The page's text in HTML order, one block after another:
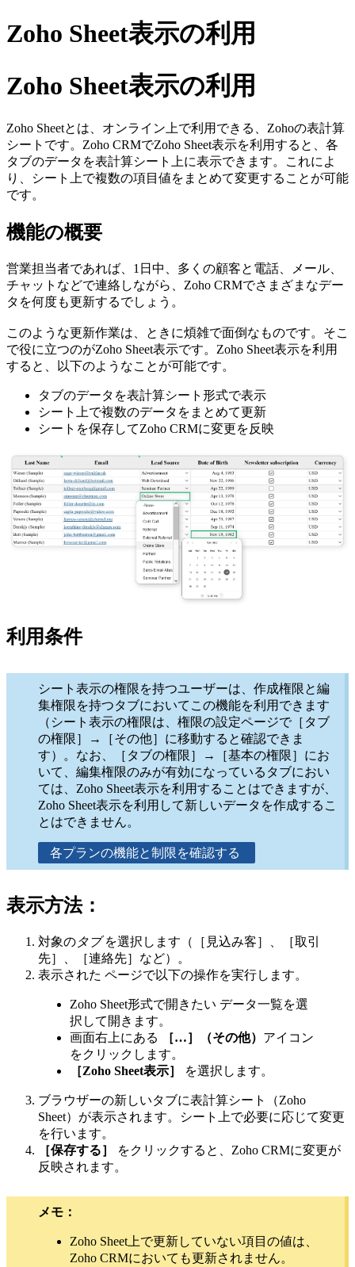
Zoho Sheet表示の利用
Zoho Sheet表示の利用
Zoho Sheetとは、オンライン上で利用できる、Zohoの表計算
シートです。Zoho CRMでZoho Sheet表示を利用すると、各
タブのデータを表計算シート上に表示できます。これによ
り、シート上で複数の項目値をまとめて変更することが可能
です。
機能の概要
営業担当者であれば、1日中、多くの顧客と電話、メール、
チャットなどで連絡しながら、Zoho CRMでさまざまなデー
タを何度も更新するでしょう。
このような更新作業は、ときに煩雑で面倒なものです。そこ
で役に立つのがZoho Sheet表示です。Zoho Sheet表示を利用
すると、以下のようなことが可能です。
タブのデータを表計算シート形式で表示
シート上で複数のデータをまとめて更新
シートを保存してZoho CRMに変更を反映
利用条件
シート表示の権限を持つユーザーは、作成権限と編
集権限を持つタブにおいてこの機能を利用できます
（シート表示の権限は、権限の設定ページで［タブ
の権限］→［その他］に移動すると確認できま
す）。なお、［タブの権限］→［基本の権限］にお
いて、編集権限のみが有効になっているタブにおい
ては、Zoho Sheet表示を利用することはできますが、
Zoho Sheet表示を利用して新しいデータを作成するこ
とはできません。
各プランの機能と制限を確認する
表示方法：
対象のタブを選択します（［見込み客］、［取引
先］、［連絡先］など）。
表示された ページで以下の操作を実行します。
Zoho Sheet形式で開きたい データ一覧を選
択して開きます。
画面右上にある
［…］（その他） アイコン
をクリックします。
［Zoho Sheet表示］
を選択します。
ブラウザーの新しいタブに表計算シート（Zoho
Sheet）が表示されます。シート上で必要に応じて変更
を行います。
［保存する］
をクリックすると、Zoho CRMに変更が
反映されます。
メモ：
Zoho Sheet上で更新していない項目の値は、
Zoho CRMにおいても更新されません。